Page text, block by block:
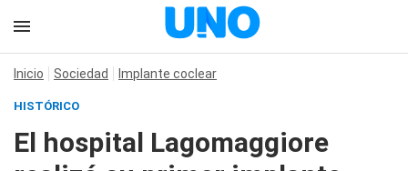
Inicio Sociedad Implante coclear
HISTÓRICO
El hospital Lagomaggiore